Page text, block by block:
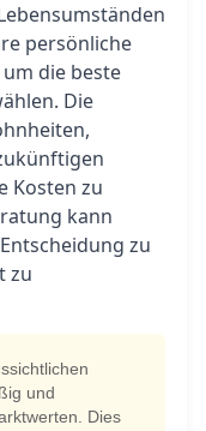
persönliche
die beste
Die
Kosten zu
kann
zu
zu
und
Dies